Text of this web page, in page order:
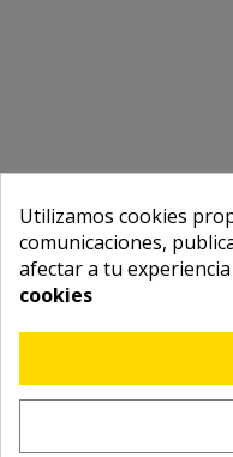
Utilizamos cookies
comunicaciones,
afectar a tu
cookies